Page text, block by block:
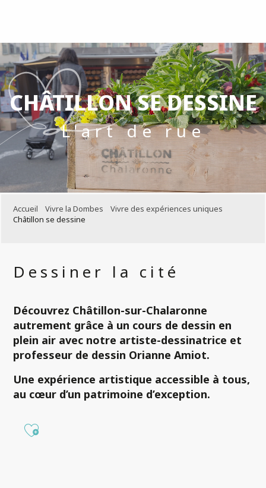
principal
CHÂTILLON SE DESSINE
L'art de rue
Accueil Vivre la Dombes
Vivre des expériences uniques
Châtillon se dessine
Dessiner la cité
Découvrez Châtillon-sur-Chalaronne
autrement grâce à un cours de dessin en
plein air avec notre artiste-dessinatrice et
professeur de dessin Orianne Amiot.
Une expérience artistique accessible à tous,
au cœur d’un patrimoine d’exception.
Ajouter aux favoris